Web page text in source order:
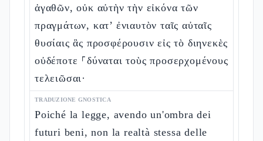
ἀγαθῶν, οὐκ αὐτὴν τὴν εἰκόνα τῶν
πραγμάτων, κατ’ ἐνιαυτὸν ταῖς αὐταῖς
θυσίαις ἃς προσφέρουσιν εἰς τὸ διηνεκὲς
οὐδέποτε ⸀δύναται τοὺς προσερχομένους
τελειῶσαι·
TRADUZIONE GNOSTICA
Poiché la legge, avendo un'ombra dei
futuri beni, non la realtà stessa delle